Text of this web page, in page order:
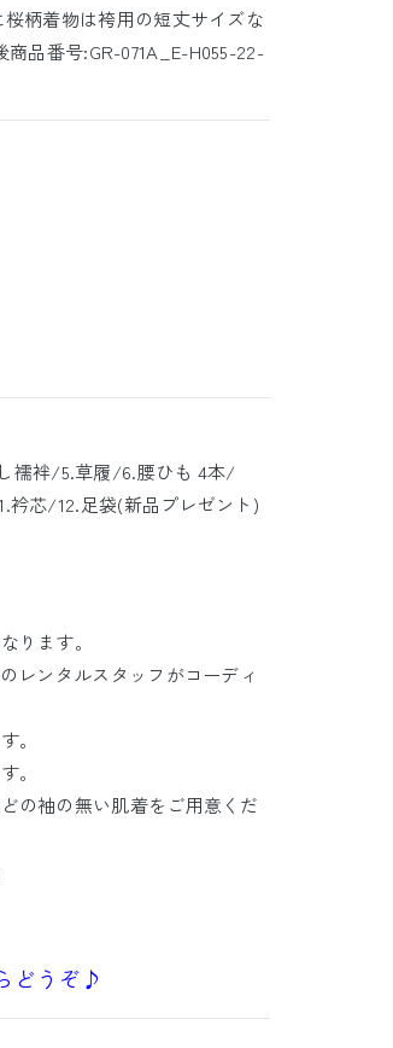
柄着物は袴用の短丈サイズな
品番号:GR-071A_E-H055-22-
襦袢/5.草履/6.腰ひも 4本/
芯/12.足袋(新品プレゼント)
ります。
レンタルスタッフがコーディ
。
。
の袖の無い肌着をご用意くだ
どうぞ♪